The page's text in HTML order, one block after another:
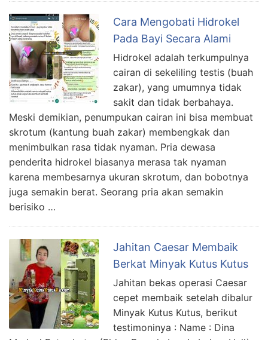
Cara Mengobati Hidrokel
Pada Bayi Secara Alami
Hidrokel adalah terkumpulnya
cairan di sekeliling testis (buah
zakar), yang umumnya tidak
sakit dan tidak berbahaya.
Meski demikian, penumpukan cairan ini bisa membuat
skrotum (kantung buah zakar) membengkak dan
menimbulkan rasa tidak nyaman. Pria dewasa
penderita hidrokel biasanya merasa tak nyaman
karena membesarnya ukuran skrotum, dan bobotnya
juga semakin berat. Seorang pria akan semakin
berisiko …
Jahitan Caesar Membaik
Berkat Minyak Kutus Kutus
Jahitan bekas operasi Caesar
cepet membaik setelah dibalur
Minyak Kutus Kutus, berikut
testimoninya : Name : Dina